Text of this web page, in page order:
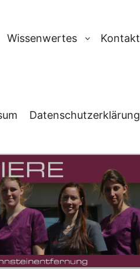
Wissenwertes Kontakt
Datenschutzerklärung
IGEL